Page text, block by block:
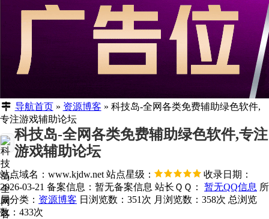
导航首页» 资源博客 » 科技岛-全网各类免费辅助绿色软件,
专注游戏辅助论坛
科技岛-全网各类免费辅助绿色软件,专注
游戏辅助论坛
站点域名：www.kjdw.net 站点星级：
收录日期：
2026-03-21 备案信息： 暂无备案信息 站长ＱＱ： 暂无QQ信息 所
属分类： 资源博客 日浏览数：351次 月浏览数：358次 总浏览
数：433次